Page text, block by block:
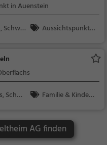
in Auenstein
Schwei
Aussichtspunkt, F
Schwei
Familie & Kinder,
AG finden